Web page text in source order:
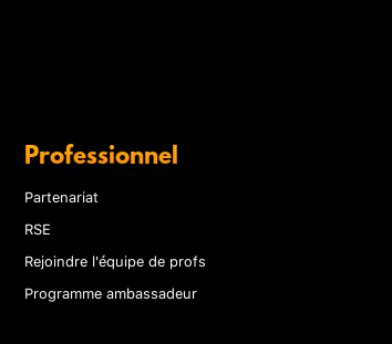
Professionnel
Partenariat
RSE
Rejoindre l'équipe de profs
Programme ambassadeur